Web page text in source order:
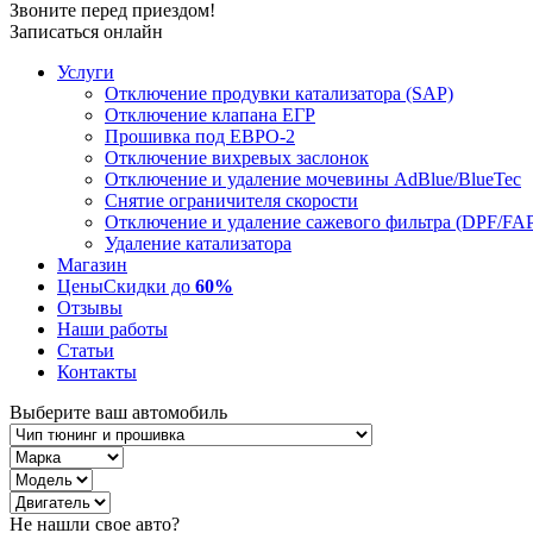
Звоните перед приездом!
Записаться онлайн
Услуги
Отключение продувки катализатора (SAP)
Отключение клапана ЕГР
Прошивка под ЕВРО-2
Отключение вихревых заслонок
Отключение и удаление мочевины AdBlue/BlueTec
Снятие ограничителя скорости
Отключение и удаление сажевого фильтра (DPF/
Удаление катализатора
Магазин
ЦеныСкидки до 60%
Отзывы
Наши работы
Статьи
Контакты
Выберите ваш автомобиль
Не нашли свое авто?